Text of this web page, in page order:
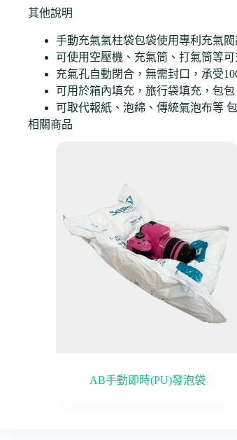
其他說明
手動充氣氣柱袋包袋使用專利充氣
可使用空壓機、充氣筒、打氣筒等
充氣孔自動閉合，無需封口，承受
可用於箱內填充，旅行袋填充，包
可取代報紙、泡綿、傳統氣泡布等
相關商品
AB手動即時(PU)發泡袋